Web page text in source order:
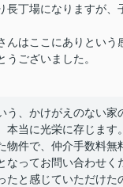
長丁場になりますが
んはここにありとい
ございました。
う、かけがえのない
本当に光栄に存じます
物件で、仲介手数料
なってお問い合わせ
たと感じていただけた